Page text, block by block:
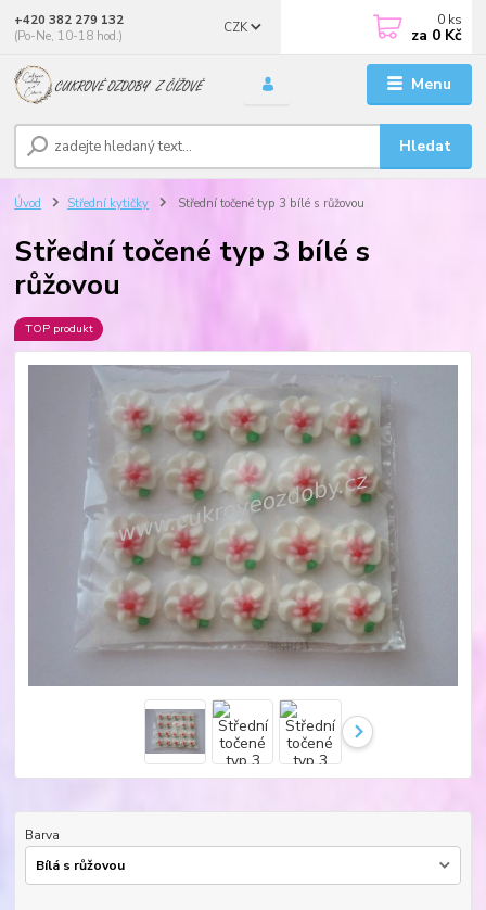
Menu
CZK
Hledat
+420 382 279 132
(Po-Ne, 10-18 hod.)
0 ks
za 0 Kč
Úvod Střední kytičky Střední točené typ 3 bílé s růžovou
Střední točené typ 3 bílé s
růžovou
TOP produkt
Barva